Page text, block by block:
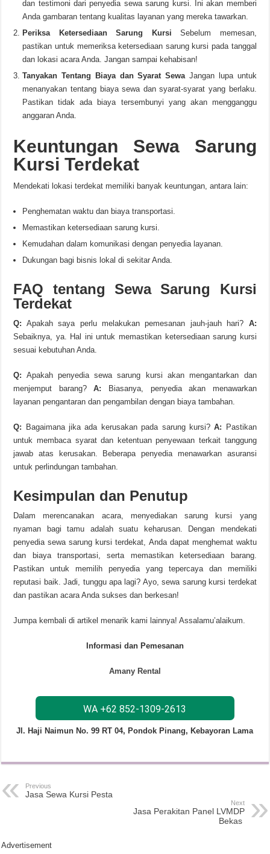
dan testimoni dari penyedia sewa sarung kursi. Ini akan memberi
Anda gambaran tentang kualitas layanan yang mereka tawarkan.
Periksa Ketersediaan Sarung Kursi Sebelum memesan,
pastikan untuk memeriksa ketersediaan sarung kursi pada tanggal
dan lokasi acara Anda. Jangan sampai kehabisan!
Tanyakan Tentang Biaya dan Syarat SewaJangan lupa untuk
menanyakan tentang biaya sewa dan syarat-syarat yang berlaku.
Pastikan tidak ada biaya tersembunyi yang akan mengganggu
anggaran Anda.
Keuntungan Sewa Sarung
Kursi Terdekat
Mendekati lokasi terdekat memiliki banyak keuntungan, antara lain:
Penghematan waktu dan biaya transportasi.
Memastikan ketersediaan sarung kursi.
Kemudahan dalam komunikasi dengan penyedia layanan.
Dukungan bagi bisnis lokal di sekitar Anda.
FAQ tentang Sewa Sarung Kursi
Terdekat
Q: Apakah saya perlu melakukan pemesanan jauh-jauh hari? A:
Sebaiknya, ya. Hal ini untuk memastikan ketersediaan sarung kursi
sesuai kebutuhan Anda.
Q: Apakah penyedia sewa sarung kursi akan mengantarkan dan
menjemput barang?A: Biasanya, penyedia akan menawarkan
layanan pengantaran dan pengambilan dengan biaya tambahan.
Q: Bagaimana jika ada kerusakan pada sarung kursi?A: Pastikan
untuk membaca syarat dan ketentuan penyewaan terkait tanggung
jawab atas kerusakan. Beberapa penyedia menawarkan asuransi
untuk perlindungan tambahan.
Kesimpulan dan Penutup
Dalam merencanakan acara, menyediakan sarung kursi yang
nyaman bagi tamu adalah suatu keharusan. Dengan mendekati
penyedia sewa sarung kursi terdekat, Anda dapat menghemat waktu
dan biaya transportasi, serta memastikan ketersediaan barang.
Pastikan untuk memilih penyedia yang tepercaya dan memiliki
reputasi baik. Jadi, tunggu apa lagi? Ayo, sewa sarung kursi terdekat
dan pastikan acara Anda sukses dan berkesan!
Jumpa kembali di artikel menarik kami lainnya! Assalamu’alaikum.
Informasi dan Pemesanan
Amany Rental
WA +62 852-1309-2613
Jl. Haji Naimun No. 99 RT 04, Pondok Pinang, Kebayoran Lama
Previous
Jasa Sewa Kursi Pesta
Next
Jasa Perakitan Panel LVMDP
Bekas
Advertisement